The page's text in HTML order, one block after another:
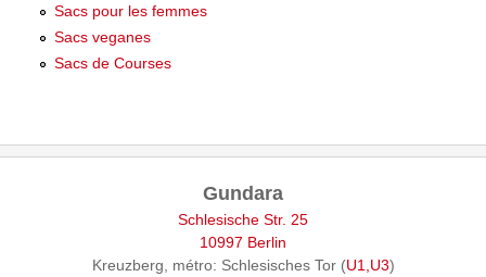
Sacs pour les femmes
Sacs veganes
Sacs de Courses
Gundara
Schlesische Str. 25
10997 Berlin
Kreuzberg, métro: Schlesisches Tor (U1,U3)